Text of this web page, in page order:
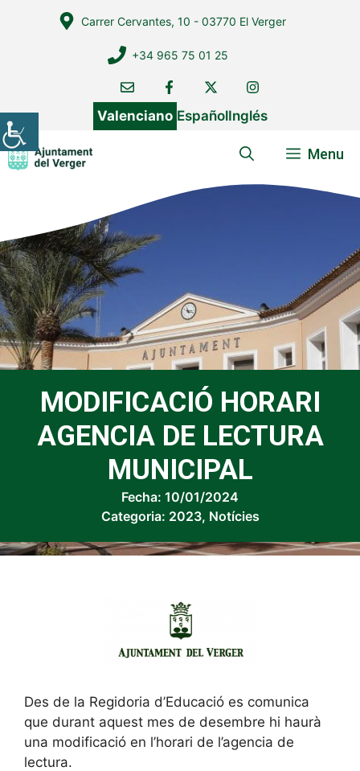
Carrer Cervantes, 10 - 03770 El Verger
+34 965 75 01 25
Valenciano EspañolInglés
Menu
MODIFICACIÓ HORARI
AGENCIA DE LECTURA
MUNICIPAL
Fecha: 10/01/2024
Categoria: 2023, Notícies
Des de la Regidoria d’Educació es comunica
que durant aquest mes de desembre hi haurà
una modificació en l’horari de l’agencia de
lectura.